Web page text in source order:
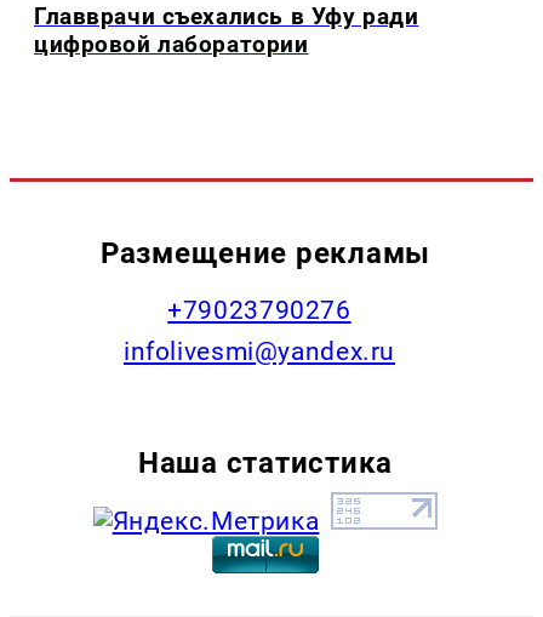
Главврачи съехались в Уфу ради
цифровой лаборатории
Размещение рекламы
+79023790276
infolivesmi@yandex.ru
Наша статистика